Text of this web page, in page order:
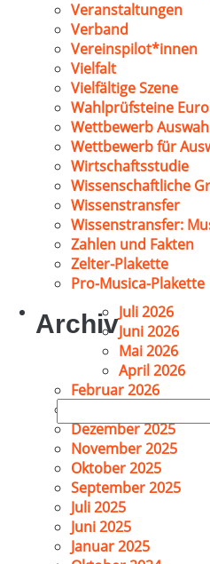
Suchen
nach:
Veranstaltungen
Verband
Vereinspilot*innen
Vielfalt
Vielfältige Szene
Wahlprüfsteine
Wettbewerb
Wettbewerb für
Wirtschaftsstudie
Wissenschaftliche
Wissenstransfer
Wissenstransfer:
Zahlen und Fakten
Zelter-Plakette
Pro-Musica-Plakette
ArchivJuli 2026
Juni 2026
Mai 2026
April 2026
Februar 2026
Dezember 2025
November 2025
Oktober 2025
September 2025
Juli 2025
Juni 2025
Januar 2025